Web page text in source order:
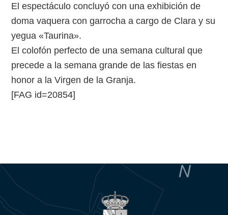
El espectáculo concluyó con una exhibición de
doma vaquera con garrocha a cargo de Clara y su
yegua «Taurina».
El colofón perfecto de una semana cultural que
precede a la semana grande de las fiestas en
honor a la Virgen de la Granja.
[FAG id=20854]